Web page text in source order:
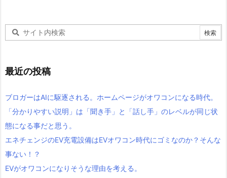
最近の投稿
ブロガーはAIに駆逐される。ホームページがオワコンになる時代。
「分かりやすい説明」は「聞き手」と「話し手」のレベルが同じ状
態になる事だと思う。
エネチェンジのEV充電設備はEVオワコン時代にゴミなのか？そんな
事ない！？
EVがオワコンになりそうな理由を考える。